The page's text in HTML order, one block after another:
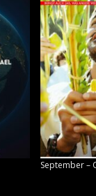
September –